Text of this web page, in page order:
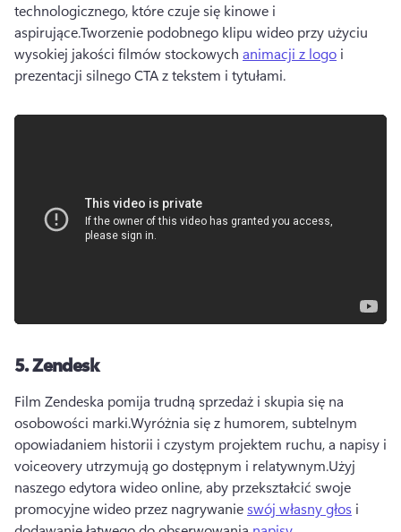
technologicznego, które czuje się kinowe i
aspirujące.Tworzenie podobnego klipu wideo przy użyciu
wysokiej jakości filmów stockowych animacji z logo i
prezentacji silnego CTA z tekstem i tytułami.
5.Zendesk
Film Zendeska pomija trudną sprzedaż i skupia się na
osobowości marki.Wyróżnia się z humorem, subtelnym
opowiadaniem historii i czystym projektem ruchu, a napisy i
voiceovery utrzymują go dostępnym i relatywnym.Użyj
naszego edytora wideo online, aby przekształcić swoje
promocyjne wideo przez nagrywanie swój własny głos i